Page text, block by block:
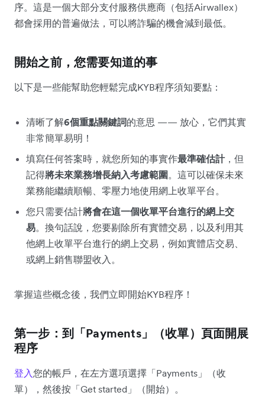
序。這是一個大部分支付服務供應商（包括Airwallex）
都會採用的普遍做法，可以將詐騙的機會減到最低。
開始之前，您需要知道的事
以下是一些能幫助您輕鬆完成KYB程序須知要點：
清晰了解6個重點關鍵詞的意思 —— 放心，它們其實
非常簡單易明！
填寫任何答案時，就您所知的事實作最準確估計，但
記得將未來業務增長納入考慮範圍。這可以確保未來
業務能繼續順暢、零壓力地使用網上收單平台。
您只需要估計將會在這一個收單平台進行的網上交
易。換句話說，您要剔除所有實體交易，以及利用其
他網上收單平台進行的網上交易，例如實體店交易、
或網上銷售聯盟收入。
掌握這些概念後，我們立即開始KYB程序！
第一步：到「Payments」（收單）頁面開展
程序
登入您的帳戶，在左方選項選擇「Payments」（收
單），然後按「Get started」（開始）。